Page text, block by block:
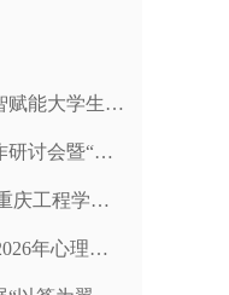
学生心理健康
”工作管理交流会会议通知
理主题游园活动
育专题征集通知